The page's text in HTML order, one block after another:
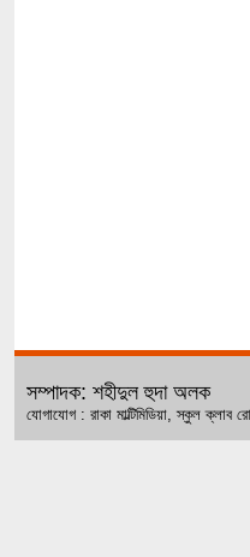
সম্পাদক: শহীদুল হুদা অলক
যোগাযোগ : রাকা মাল্টিমিডিয়া, স্কুল